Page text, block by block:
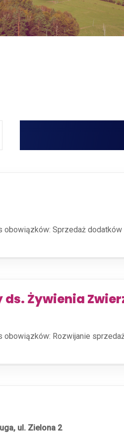
Sprzedaż
Żywienia
Rozwijanie
ul. Zielona 2